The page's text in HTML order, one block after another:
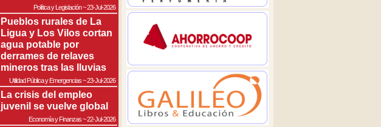
Política y Legislación~23-Jul-2026
Pueblos rurales de La
Ligua y Los Vilos cortan
agua potable por
derrames de relaves
mineros tras las lluvias
Utilidad Pública y Emergencias~23-Jul-2026
La crisis del empleo
juvenil se vuelve global
Economía y Finanzas~22-Jul-2026